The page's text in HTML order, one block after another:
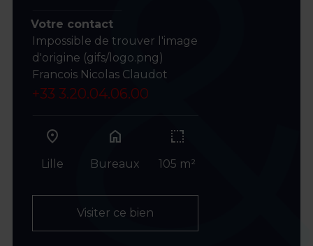
Votre contact
Impossible de trouver l'image
d'origine (gifs/logo.png)
Francois Nicolas Claudot
+33 3.20.04.06.00
Lille
home
Bureaux 105 m²
Visiter ce bien